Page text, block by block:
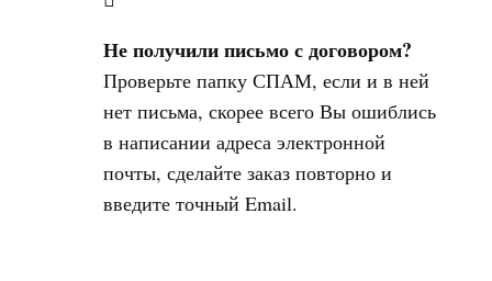
Не получили письмо с договором?
Проверьте папку СПАМ, если и в ней
нет письма, скорее всего Вы ошиблись
в написании адреса электронной
почты, сделайте заказ повторно и
введите точный Email.